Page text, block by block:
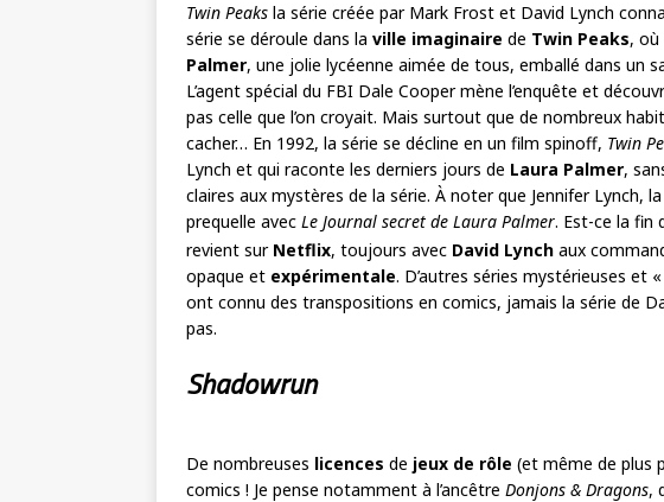
Twin Peaks la série créée par Mark Frost et David Lynch
série se déroule dans la ville imaginaire de Twin Peaks, où
Palmer, une jolie lycéenne aimée de tous, emballé dans un
L’agent spécial du FBI Dale Cooper mène l’enquête et
pas celle que l’on croyait. Mais surtout que de nombreux
cacher… En 1992, la série se décline en un film spinoff, Twin
Lynch et qui raconte les derniers jours de Laura Palmer,
claires aux mystères de la série. À noter que Jennifer Lynch,
prequelle avec Le Journal secret de Laura Palmer. Est-ce la fin
revient sur Netflix, toujours avec David Lynch aux
opaque et expérimentale. D’autres séries mystérieuses et
ont connu des transpositions en comics, jamais la série de
pas.
Shadowrun
De nombreuses licences de jeux de rôle (et même de plus
comics ! Je pense notamment à l’ancêtre Donjons & Dragons,